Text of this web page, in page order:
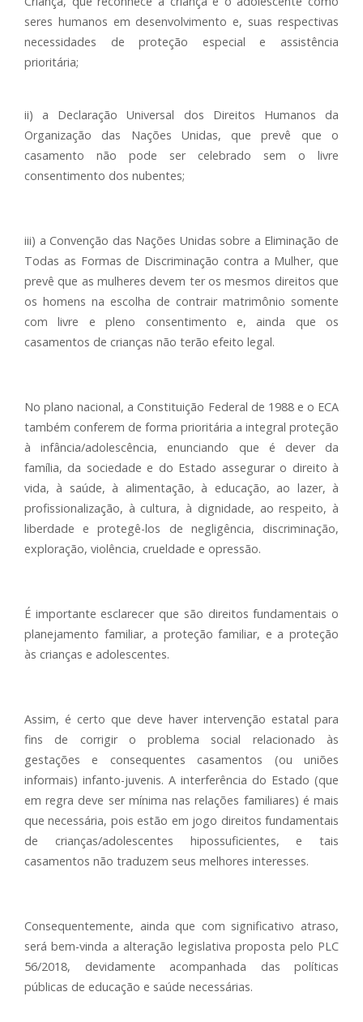
seres humanos em desenvolvimento e, suas respectivas
necessidades de proteção especial e assistência
prioritária;
ii) a Declaração Universal dos Direitos Humanos da
Organização das Nações Unidas, que prevê que o
casamento não pode ser celebrado sem o livre
consentimento dos nubentes;
iii) a Convenção das Nações Unidas sobre a Eliminação de
Todas as Formas de Discriminação contra a Mulher, que
prevê que as mulheres devem ter os mesmos direitos que
os homens na escolha de contrair matrimônio somente
com livre e pleno consentimento e, ainda que os
casamentos de crianças não terão efeito legal.
No plano nacional, a Constituição Federal de 1988 e o ECA
também conferem de forma prioritária a integral proteção
à infância/adolescência, enunciando que é dever da
família, da sociedade e do Estado assegurar o direito à
vida, à saúde, à alimentação, à educação, ao lazer, à
profissionalização, à cultura, à dignidade, ao respeito, à
liberdade e protegê-los de negligência, discriminação,
exploração, violência, crueldade e opressão.
É importante esclarecer que são direitos fundamentais o
planejamento familiar, a proteção familiar, e a proteção
às crianças e adolescentes.
Assim, é certo que deve haver intervenção estatal para
fins de corrigir o problema social relacionado às
gestações e consequentes casamentos (ou uniões
informais) infanto-juvenis. A interferência do Estado (que
em regra deve ser mínima nas relações familiares) é mais
que necessária, pois estão em jogo direitos fundamentais
de crianças/adolescentes hipossuficientes, e tais
casamentos não traduzem seus melhores interesses.
Consequentemente, ainda que com significativo atraso,
será bem-vinda a alteração legislativa proposta pelo PLC
56/2018, devidamente acompanhada das políticas
públicas de educação e saúde necessárias.